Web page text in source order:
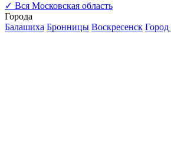
✓ Вся Московская область
Города
Балашиха Бронницы Воскресенск